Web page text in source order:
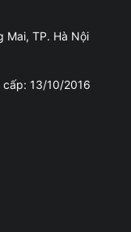
Mai, TP. Hà Nội
13/10/2016